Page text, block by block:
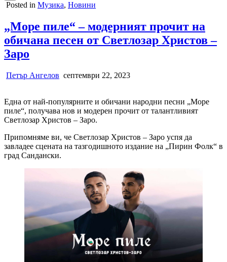
Posted in Музика, Новини
„Море пиле“ – модерният прочит на
обичана песен от Светлозар Христов –
Заро
Петър Ангелов септември 22, 2023
Една от най-популярните и обичани народни песни „Море
пиле“, получава нов и модерен прочит от талантливият
Светлозар Христов – Заро.
Припомняме ви, че Светлозар Христов – Заро успя да
завладее сцената на тазгодишното издание на „Пирин Фолк“ в
град Сандански.